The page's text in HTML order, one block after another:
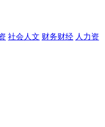
社会人文 财务财经 人力资